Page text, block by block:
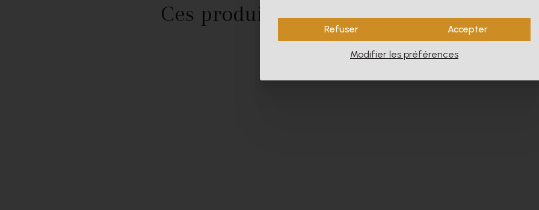
Ces produits vous intéresseront
Refuser Accepter
Modifier les préférences